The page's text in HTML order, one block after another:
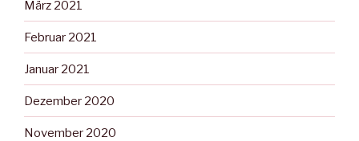
März 2021
Februar 2021
Januar 2021
Dezember 2020
November 2020